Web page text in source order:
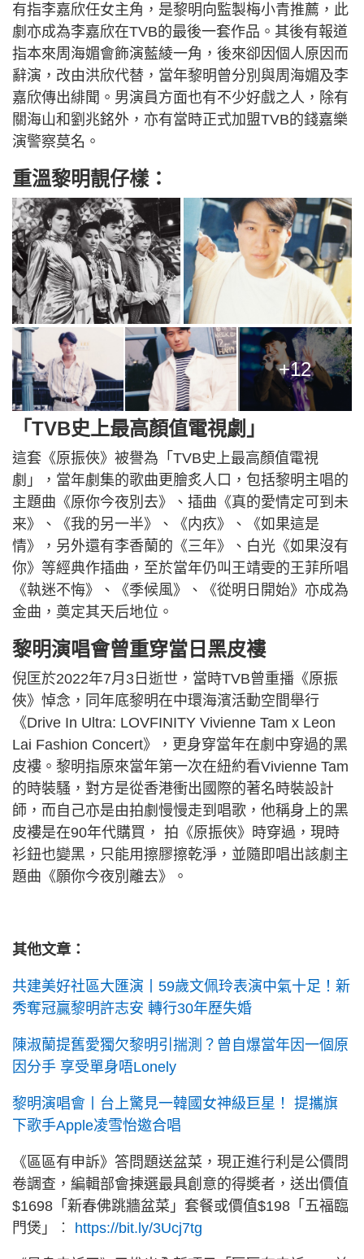
有指李嘉欣任女主角，是黎明向監製梅小青推薦，此
劇亦成為李嘉欣在TVB的最後一套作品。其後有報道
指本來周海媚會飾演藍綾一角，後來卻因個人原因而
辭演，改由洪欣代替，當年黎明曾分別與周海媚及李
嘉欣傳出緋聞。男演員方面也有不少好戲之人，除有
關海山和劉兆銘外，亦有當時正式加盟TVB的錢嘉樂
演警察莫名。
重溫黎明靚仔樣：
+12
「TVB史上最高顏值電視劇」
這套《原振俠》被譽為「TVB史上最高顏值電視
劇」，當年劇集的歌曲更膾炙人口，包括黎明主唱的
主題曲《原你今夜別去》、插曲《真的愛情定可到未
来》、《我的另一半》、《内疚》、《如果這是
情》，另外還有李香蘭的《三年》、白光《如果沒有
你》等經典作插曲，至於當年仍叫王靖雯的王菲所唱
《執迷不悔》、《季候風》、《從明日開始》亦成為
金曲，奠定其天后地位。
黎明演唱會曾重穿當日黑皮褸
倪匡於2022年7月3日逝世，當時TVB曾重播《原振
俠》悼念，同年底黎明在中環海濱活動空間舉行
《Drive In Ultra: LOVFINITY Vivienne Tam x Leon
Lai Fashion Concert》，更身穿當年在劇中穿過的黑
皮褸。黎明指原來當年第一次在紐約看Vivienne Tam
的時裝騷，對方是從香港衝出國際的著名時裝設計
師，而自己亦是由拍劇慢慢走到唱歌，他稱身上的黑
皮褸是在90年代購買， 拍《原振俠》時穿過，現時
衫鈕也變黑，只能用擦膠擦乾淨，並隨即唱出該劇主
題曲《願你今夜別離去》。
其他文章：
共建美好社區大匯演丨59歲文佩玲表演中氣十足！新
秀奪冠贏黎明許志安 轉行30年歷失婚
陳淑蘭提舊愛獨欠黎明引揣測？曾自爆當年因一個原
因分手 享受單身唔Lonely
黎明演唱會丨台上驚見一韓國女神級巨星！ 提攜旗
下歌手Apple凌雪怡邀合唱
《區區有申訴》答問題送盆菜，現正進行利是公價問
卷調查，編輯部會揀選最具創意的得奬者，送出價值
$1698「新春佛跳牆盆菜」套餐或價值$198「五福臨
門煲」︰
https://bit.ly/3Ucj7tg